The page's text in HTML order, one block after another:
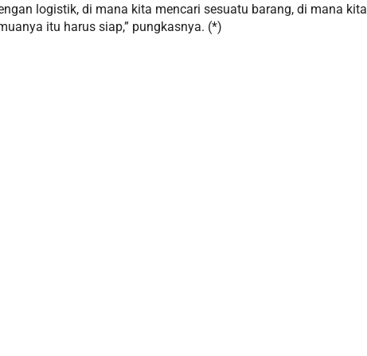
logistik, di mana kita mencari sesuatu barang, di mana kita
itu harus siap,” pungkasnya. (*)